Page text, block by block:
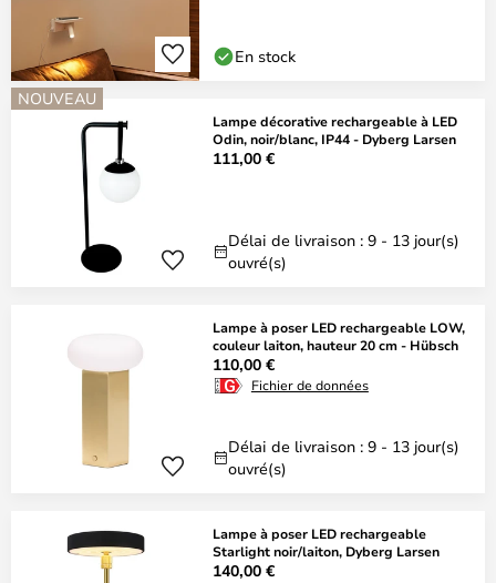
En stock
NOUVEAU
Lampe décorative rechargeable à LED
Odin, noir/blanc, IP44 - Dyberg Larsen
111,00 €
Délai de livraison : 9 - 13 jour(s)
ouvré(s)
Lampe à poser LED rechargeable LOW,
couleur laiton, hauteur 20 cm - Hübsch
110,00 €
Fichier de données
Délai de livraison : 9 - 13 jour(s)
ouvré(s)
Lampe à poser LED rechargeable
Starlight noir/laiton, Dyberg Larsen
140,00 €